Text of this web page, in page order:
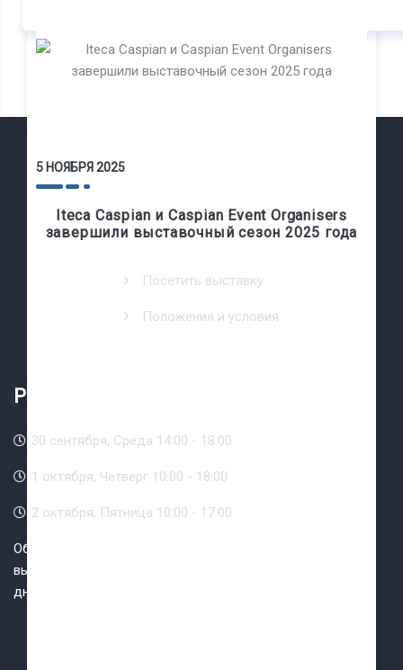
5 НОЯБРЯ 2025
Iteca Caspian и Caspian Event Organisers
завершили выставочный сезон 2025 года
Карта сайта
Главная
Посетить выставку
Положения и условия
Рабочее время
30 сентября, Среда 14:00 - 18:00
1 октября, Четверг 10:00 - 18:00
2 октября, Пятница 10:00 - 17:00
Обращаем Ваше внимание, что допуск посетителей на
выставку будет завершен за 30 минут до конца рабочего
дня мероприятия.